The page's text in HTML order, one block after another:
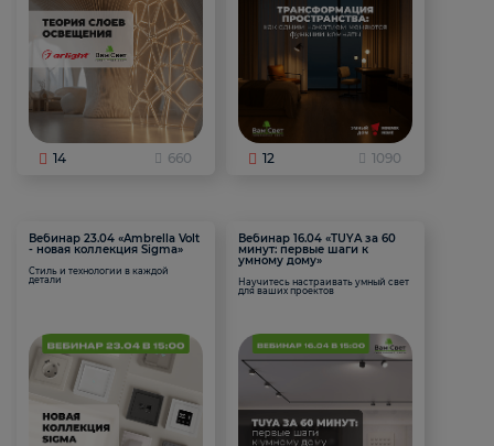
14 660 12 1090
Вебинар 23.04 «Ambrella Volt
- новая коллекция Sigma»
Стиль и технологии в каждой
детали
Вебинар 16.04 «TUYA за 60
минут: первые шаги к
умному дому»
Научитесь настраивать умный свет
для ваших проектов